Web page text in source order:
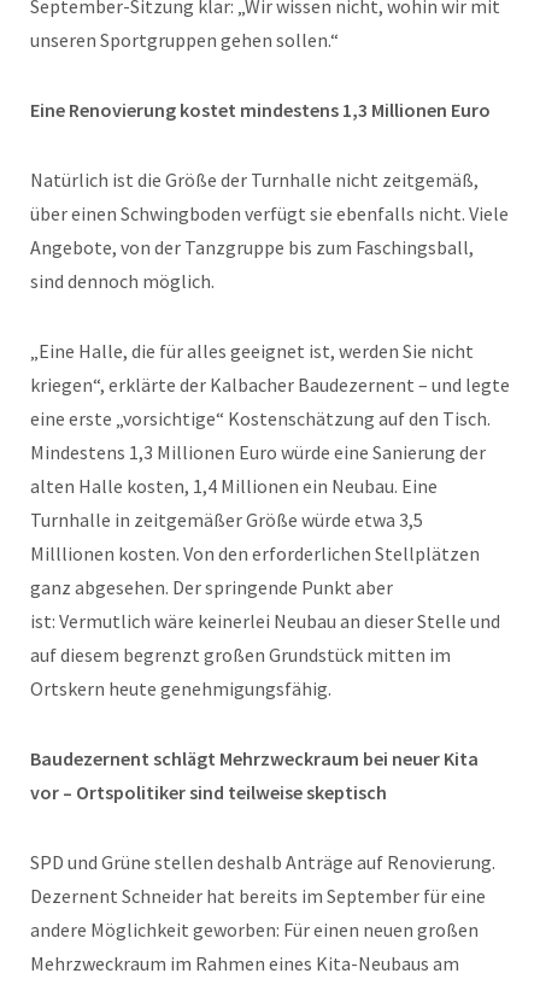
September-Sitzung klar: „Wir wissen nicht, wohin wir mit
unseren Sportgruppen gehen sollen.“
Eine Renovierung kostet mindestens 1,3 Millionen Euro
Natürlich ist die Größe der Turnhalle nicht zeitgemäß,
über einen Schwingboden verfügt sie ebenfalls nicht. Viele
Angebote, von der Tanzgruppe bis zum Faschingsball,
sind dennoch möglich.
„Eine Halle, die für alles geeignet ist, werden Sie nicht
kriegen“, erklärte der Kalbacher Baudezernent – und legte
eine erste „vorsichtige“ Kostenschätzung auf den Tisch.
Mindestens 1,3 Millionen Euro würde eine Sanierung der
alten Halle kosten, 1,4 Millionen ein Neubau. Eine
Turnhalle in zeitgemäßer Größe würde etwa 3,5
Milllionen kosten. Von den erforderlichen Stellplätzen
ganz abgesehen. Der springende Punkt aber
ist: Vermutlich wäre keinerlei Neubau an dieser Stelle und
auf diesem begrenzt großen Grundstück mitten im
Ortskern heute genehmigungsfähig.
Baudezernent schlägt Mehrzweckraum bei neuer Kita
vor – Ortspolitiker sind teilweise skeptisch
SPD und Grüne stellen deshalb Anträge auf Renovierung.
Dezernent Schneider hat bereits im September für eine
andere Möglichkeit geworben: Für einen neuen großen
Mehrzweckraum im Rahmen eines Kita-Neubaus am